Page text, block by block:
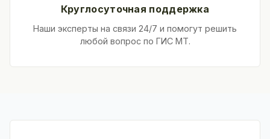
Круглосуточная поддержка
Наши эксперты на связи 24/7 и помогут решить
любой вопрос по ГИС МТ.